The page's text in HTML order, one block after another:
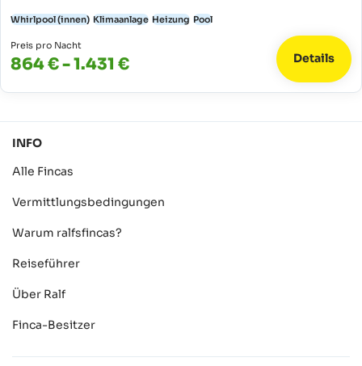
Whirlpool (innen) Klimaanlage Heizung Pool
Preis pro Nacht
864 € - 1.431 € Details
INFO
Alle Fincas
Vermittlungsbedingungen
Warum ralfsfincas?
Reiseführer
Über Ralf
Finca-Besitzer